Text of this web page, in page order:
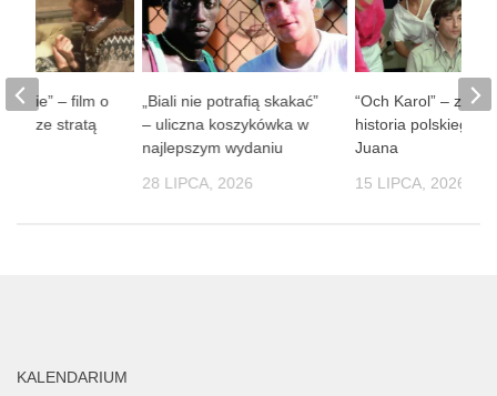
„Biali nie potrafią skakać”
– uliczna koszykówka w
najlepszym wydaniu
28 LIPCA, 2026
“Och Karol” –
historia polskiego
Juana
15 LIPCA, 2026
ludzie” – film o
ze stratą
KALENDARIUM